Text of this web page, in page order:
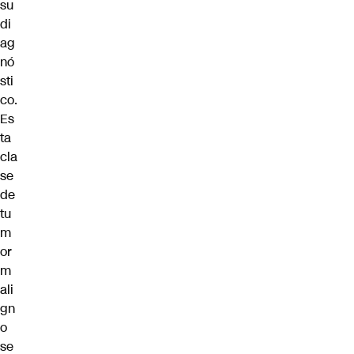
su
di
ag
nó
sti
co.
Es
ta
cla
se
de
tu
m
or
m
ali
gn
o
se